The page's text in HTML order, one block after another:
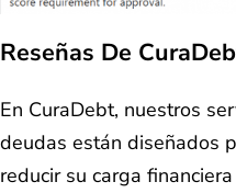
Reseñas De
En CuraDebt, nuestros
deudas están diseñados
reducir su carga